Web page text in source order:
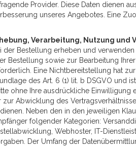
Provider. Diese Daten dienen
unseres Angebotes. Eine
Verarbeitung, Nutzung
der Bestellung erheben und
Bestellung sowie zur Bearbeitung
Eine Nichtbereitstellung hat
des Art. 6 (1) lit. b DSGVO und
ohne Ihre ausdrückliche
zur Abwicklung des
Neben den in den jeweiligen
folgender Kategorien:
Webhoster, IT-
Der Umfang der